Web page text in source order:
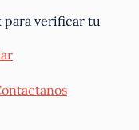
para verificar tu